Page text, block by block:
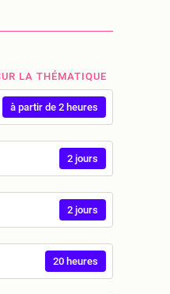
LA THÉMATIQUE
à partir de 2 heures
2 jours
2 jours
20 heures